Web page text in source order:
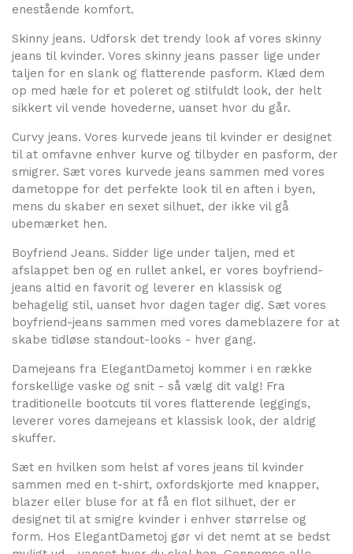
enestående komfort.
Skinny jeans. Udforsk det trendy look af vores skinny
jeans til kvinder. Vores skinny jeans passer lige under
taljen for en slank og flatterende pasform. Klæd dem
op med hæle for et poleret og stilfuldt look, der helt
sikkert vil vende hovederne, uanset hvor du går.
Curvy jeans. Vores kurvede jeans til kvinder er designet
til at omfavne enhver kurve og tilbyder en pasform, der
smigrer. Sæt vores kurvede jeans sammen med vores
dametoppe for det perfekte look til en aften i byen,
mens du skaber en sexet silhuet, der ikke vil gå
ubemærket hen.
Boyfriend Jeans. Sidder lige under taljen, med et
afslappet ben og en rullet ankel, er vores boyfriend-
jeans altid en favorit og leverer en klassisk og
behagelig stil, uanset hvor dagen tager dig. Sæt vores
boyfriend-jeans sammen med vores dameblazere for at
skabe tidløse standout-looks - hver gang.
Damejeans fra ElegantDametoj kommer i en række
forskellige vaske og snit - så vælg dit valg! Fra
traditionelle bootcuts til vores flatterende leggings,
leverer vores damejeans et klassisk look, der aldrig
skuffer.
Sæt en hvilken som helst af vores jeans til kvinder
sammen med en t-shirt, oxfordskjorte med knapper,
blazer eller bluse for at få en flot silhuet, der er
designet til at smigre kvinder i enhver størrelse og
form. Hos ElegantDametoj gør vi det nemt at se bedst